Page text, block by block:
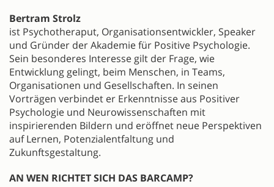
Bertram Strolz
ist Psychotheraput, Organisationsentwickler, Speaker
und Gründer der Akademie für Positive Psychologie.
Sein besonderes Interesse gilt der Frage, wie
Entwicklung gelingt, beim Menschen, in Teams,
Organisationen und Gesellschaften. In seinen
Vorträgen verbindet er Erkenntnisse aus Positiver
Psychologie und Neurowissenschaften mit
inspirierenden Bildern und eröffnet neue Perspektiven
auf Lernen, Potenzialentfaltung und
Zukunftsgestaltung.
AN WEN RICHTET SICH DAS BARCAMP?